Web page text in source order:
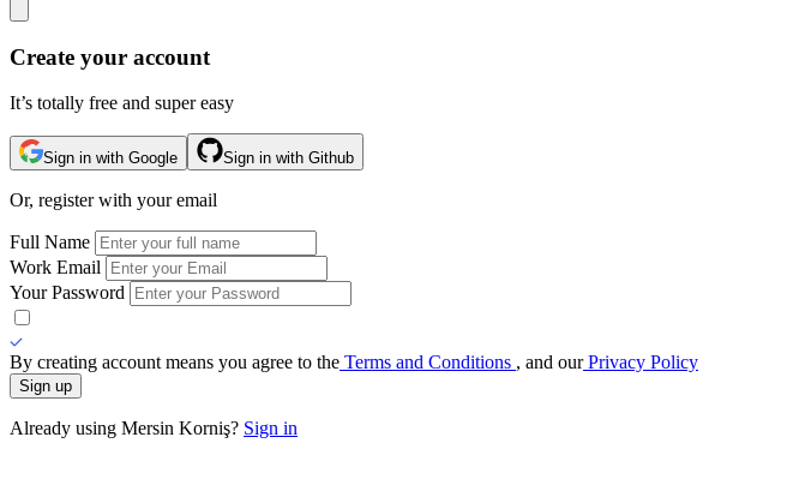
Create your account
It’s totally free and super easy
Sign in with Google Sign in with Github
Or, register with your email
Full Name
Work Email
Your Password
By creating account means you agree to the Terms and Conditions , and our Privacy Policy
Sign up
Already using Mersin Korniş? Sign in